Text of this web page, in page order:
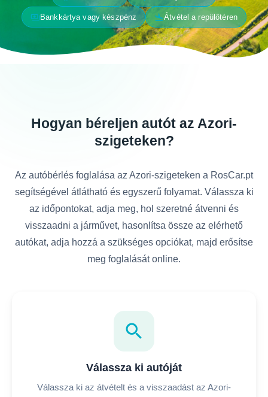
payments Bankkártya vagy készpénz flight_landÁtvétel a repülőtéren
Hogyan béreljen autót az Azori-
szigeteken?
Az autóbérlés foglalása az Azori-szigeteken a RosCar.pt
segítségével átlátható és egyszerű folyamat. Válassza ki
az időpontokat, adja meg, hol szeretné átvenni és
visszaadni a járművet, hasonlítsa össze az elérhető
autókat, adja hozzá a szükséges opciókat, majd erősítse
meg foglalását online.
search
Válassza ki autóját
Válassza ki az átvételt és a visszaadást az Azori-